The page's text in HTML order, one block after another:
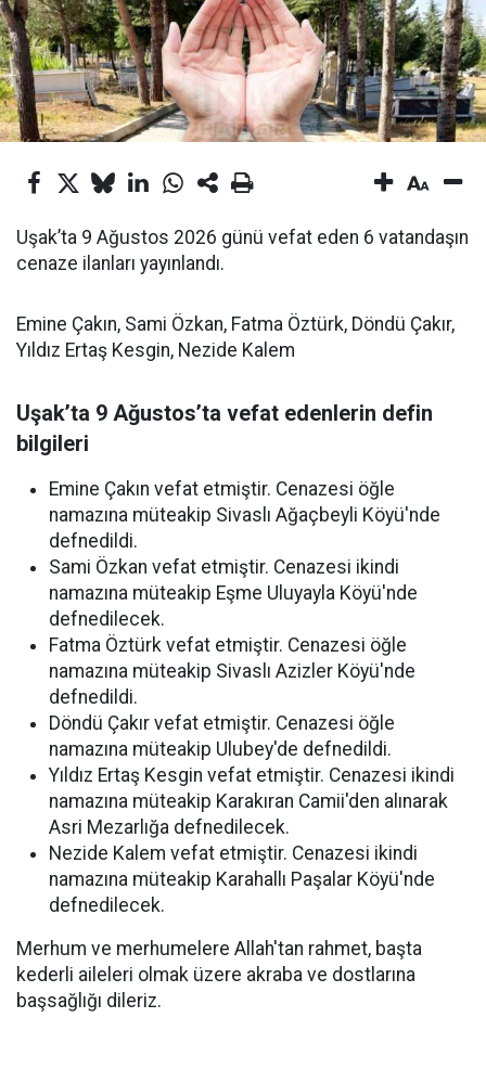
Uşak’ta 9 Ağustos 2026 günü vefat eden 6 vatandaşın
cenaze ilanları yayınlandı.
Emine Çakın, Sami Özkan, Fatma Öztürk, Döndü Çakır,
Yıldız Ertaş Kesgin, Nezide Kalem
Uşak’ta 9 Ağustos’ta vefat edenlerin defin
bilgileri
Emine Çakın vefat etmiştir. Cenazesi öğle
namazına müteakip Sivaslı Ağaçbeyli Köyü'nde
defnedildi.
Sami Özkan vefat etmiştir. Cenazesi ikindi
namazına müteakip Eşme Uluyayla Köyü'nde
defnedilecek.
Fatma Öztürk vefat etmiştir. Cenazesi öğle
namazına müteakip Sivaslı Azizler Köyü'nde
defnedildi.
Döndü Çakır vefat etmiştir. Cenazesi öğle
namazına müteakip Ulubey'de defnedildi.
Yıldız Ertaş Kesgin vefat etmiştir. Cenazesi ikindi
namazına müteakip Karakıran Camii'den alınarak
Asri Mezarlığa defnedilecek.
Nezide Kalem vefat etmiştir. Cenazesi ikindi
namazına müteakip Karahallı Paşalar Köyü'nde
defnedilecek.
Merhum ve merhumelere Allah'tan rahmet, başta
kederli aileleri olmak üzere akraba ve dostlarına
başsağlığı dileriz.